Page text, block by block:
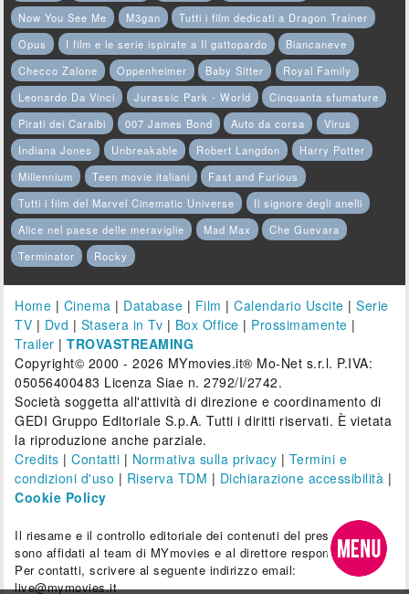
Now You See Me
M3gan
Tutti i film dedicati a Dragon Trainer
Opus
I film e le serie ispirate a Il gattopardo
Biancaneve
Checco Zalone
Oppenheimer Baby Sitter
Royal Family
Leonardo Da Vinci
Jurassic Park - World
Cinquanta sfumature
Pirati dei Caraibi
007 James Bond Auto da corsa
Virus
Indiana Jones
Unbreakable Robert Langdon
Harry Potter
Millennium
Teen movie italiani
Fast and Furious
Tutti i film del Marvel Cinematic Universe
Il signore degli anelli
Alice nel paese delle meraviglie
Mad Max
Che Guevara
Terminator
Rocky
Home | Cinema | Database | Film |Calendario Uscite |Serie
TV | Dvd | Stasera in Tv | Box Office | Prossimamente |
Trailer |TROVASTREAMING
Copyright© 2000 - 2026 MYmovies.it® Mo-Net s.r.l. P.IVA:
05056400483 Licenza Siae n. 2792/I/2742.
Società soggetta all'attività di direzione e coordinamento di
GEDI Gruppo Editoriale S.p.A. Tutti i diritti riservati. È vietata
la riproduzione anche parziale.
Credits |Contatti | Normativa sulla privacy | Termini e
condizioni d'uso | Riserva TDM | Dichiarazione accessibilità |
Cookie Policy
Il riesame e il controllo editoriale dei contenuti del presente sito
sono affidati al team di MYmovies e al direttore responsabile.
Per contatti, scrivere al seguente indirizzo email:
live@mymovies.it